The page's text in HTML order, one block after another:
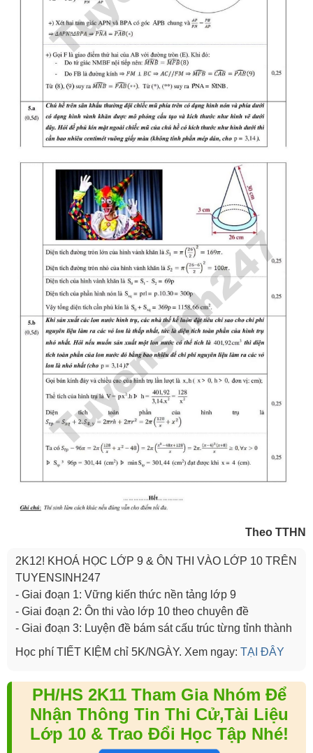
Theo TTHN
2K12! KHOÁ HỌC LỚP 9 & ÔN THI VÀO LỚP 10 TRÊN
TUYENSINH247
- Giai đoạn 1: Vững kiến thức nền tảng lớp 9
- Giai đoạn 2: Ôn thi vào lớp 10 theo chuyên đề
- Giai đoạn 3: Luyện đề bám sát cấu trúc từng tỉnh thành
Học phí TIẾT KIỆM chỉ 5K/NGÀY. Xem ngay: TẠI ĐÂY
PH/HS 2K11 Tham Gia Nhóm Để
Nhận Thông Tin Thi Cử,Tài Liệu
Lớp 10 & Trao Đổi Học Tập Nhé!